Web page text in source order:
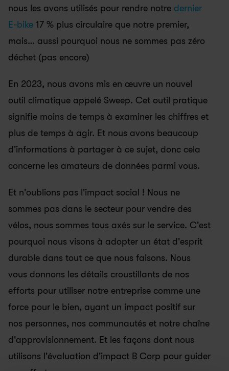
nous les avons utilisés pour rendre notre dernier
E-bike 17 % plus circulaire que notre premier,
mais… aussi pourquoi nous ne sommes pas zéro
déchet (pas encore)
En 2023, nous avons mis en œuvre un nouvel
outil climatique appelé Sweep. Cet outil pratique
signifie moins de temps à examiner les chiffres et
plus de temps à agir. Et nous avons beaucoup
d'informations à partager à ce sujet, donc cela
concerne les amateurs de données parmi vous.
Et n'oublions pas l'impact social ! Nous ne
sommes pas dans le secteur pour vendre des
vélos, nous sommes tous axés sur le service. C'est
pourquoi nous visons à adopter un état d'esprit
durable dans tout ce que nous faisons. Nous
vous donnons les détails croustillants de nos
efforts pour utiliser notre entreprise comme une
force pour le bien, ayant un impact positif sur
nos personnes, nos communautés et notre chaîne
d'approvisionnement. Et les façons dont nous
utilisons l'évaluation d'impact B Corp pour guider